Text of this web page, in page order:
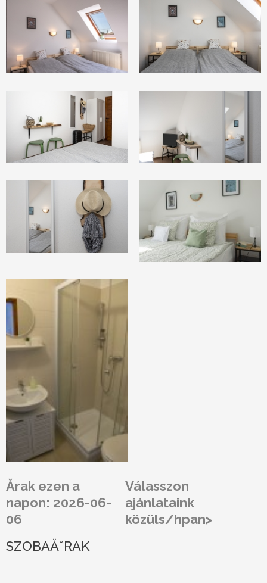
Ărak ezen a
napon: 2026-06-
06
Válasszon
ajánlataink
közüls/hpan>
SZOBAĂˇRAK